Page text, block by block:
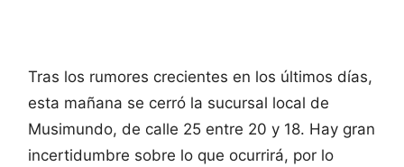
Tras los rumores crecientes en los últimos días,
esta mañana se cerró la sucursal local de
Musimundo, de calle 25 entre 20 y 18. Hay gran
incertidumbre sobre lo que ocurrirá, por lo